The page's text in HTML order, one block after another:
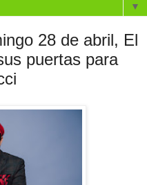
▼
28 de abril, El
puertas para